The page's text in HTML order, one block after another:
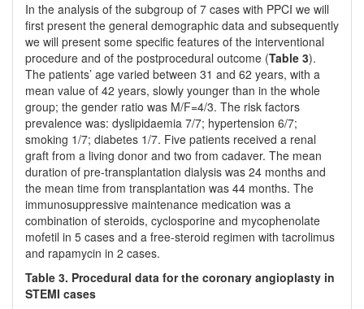
In the analysis of the subgroup of 7 cases with PPCI we will
first present the general demographic data and subsequently
we will present some specific features of the interventional
procedure and of the postprocedural outcome (Table 3).
The patients’ age varied between 31 and 62 years, with a
mean value of 42 years, slowly younger than in the whole
group; the gender ratio was M/F=4/3. The risk factors
prevalence was: dyslipidaemia 7/7; hypertension 6/7;
smoking 1/7; diabetes 1/7. Five patients received a renal
graft from a living donor and two from cadaver. The mean
duration of pre-transplantation dialysis was 24 months and
the mean time from transplantation was 44 months. The
immunosuppressive maintenance medication was a
combination of steroids, cyclosporine and mycophenolate
mofetil in 5 cases and a free-steroid regimen with tacrolimus
and rapamycin in 2 cases.
Table 3. Procedural data for the coronary angioplasty in
STEMI cases